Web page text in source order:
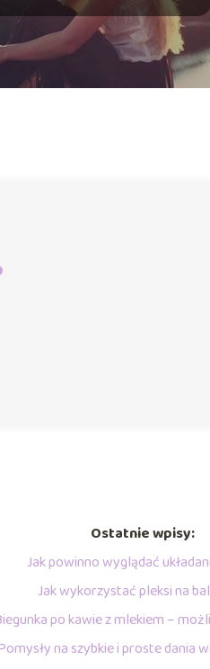
Ostatnie wpisy:
Jak powinno wyglądać
Jak wykorzystać pleksi na
po kawie z mlekiem –
na szybkie i proste dania